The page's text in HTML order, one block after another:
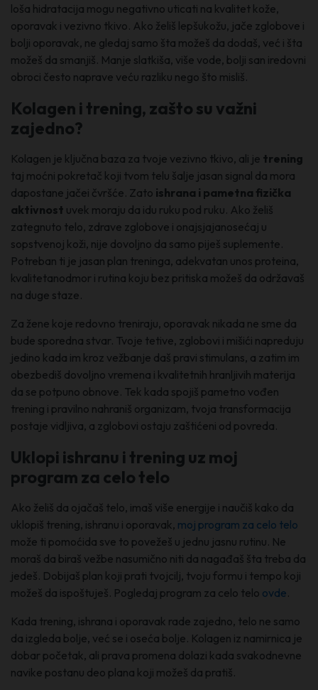
loša hidratacija mogu negativno uticati na kvalitet kože,
oporavak i vezivno tkivo. Ako želiš lepšukožu, jače zglobove i
bolji oporavak, ne gledaj samo šta možeš da dodaš, već i šta
možeš da smanjiš. Manje slatkiša, više vode, bolji san iredovni
obroci često naprave veću razliku nego što misliš.
Kolagen i trening, zašto su važni
zajedno?
Kolagen je ključna baza za tvoje vezivno tkivo, ali je trening
taj moćni pokretač koji tvom telu šalje jasan signal da mora
dapostane jačei čvršće. Zato ishrana i pametna fizička
aktivnost uvek moraju da idu ruku pod ruku. Ako želiš
zategnuto telo, zdrave zglobove i onajsjajanosećaj u
sopstvenoj koži, nije dovoljno da samo piješ suplemente.
Potreban ti je jasan plan treninga, adekvatan unos proteina,
kvalitetanodmor i rutina koju bez pritiska možeš da održavaš
na duge staze.
Za žene koje redovno treniraju, oporavak nikada ne sme da
bude sporedna stvar. Tvoje tetive, zglobovi i mišići napreduju
jedino kada im kroz vežbanje daš pravi stimulans, a zatim im
obezbediš dovoljno vremena i kvalitetnih hranljivih materija
da se potpuno obnove. Tek kada spojiš pametno vođen
trening i pravilno nahraniš organizam, tvoja transformacija
postaje vidljiva, a zglobovi ostaju zaštićeni od povreda.
Uklopi ishranu i trening uz moj
program za celo telo
Ako želiš da ojačaš telo, imaš više energije i naučiš kako da
uklopiš trening, ishranu i oporavak, moj program za celo telo
može ti pomoćida sve to povežeš u jednu jasnu rutinu. Ne
moraš da biraš vežbe nasumično niti da nagađaš šta treba da
jedeš. Dobijaš plan koji prati tvojcilj, tvoju formu i tempo koji
možeš da ispoštuješ. Pogledaj program za celo telo ovde.
Kada trening, ishrana i oporavak rade zajedno, telo ne samo
da izgleda bolje, već se i oseća bolje. Kolagen iz namirnica je
dobar početak, ali prava promena dolazi kada svakodnevne
navike postanu deo plana koji možeš da pratiš.